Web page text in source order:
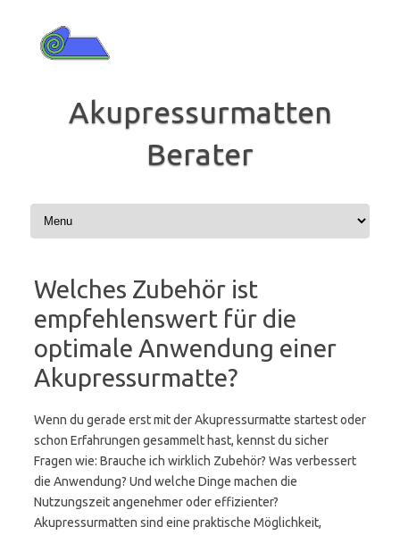
springen
Akupressurmatten
Berater
Welches Zubehör ist
empfehlenswert für die
optimale Anwendung einer
Akupressurmatte?
Wenn du gerade erst mit der Akupressurmatte startest oder
schon Erfahrungen gesammelt hast, kennst du sicher
Fragen wie: Brauche ich wirklich Zubehör? Was verbessert
die Anwendung? Und welche Dinge machen die
Nutzungszeit angenehmer oder effizienter?
Akupressurmatten sind eine praktische Möglichkeit,